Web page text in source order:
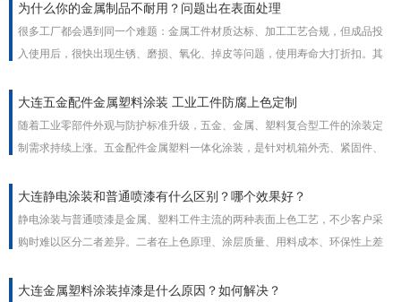
为什么你的金属制品不耐用？问题出在表面处理
很多工厂都会遇到同一个难题：金属工件材质达标、加工工艺合规，但成品投
入使用后，很快出现生锈、磨损、氧化、掉皮等问题，使用寿命大打折扣。其
理工艺不到位。表面处理是金属工件的防护铠甲，工艺疏漏直接决定产品耐用
度与使用寿命。
大连五金配件金属塑料涂装 工业工件防腐上色定制
随着工业零部件外观与防护标准升级，五金、金属、塑料复合型工件的涂装定
制需求持续上涨。五金配件金属塑料一体化涂装，是针对机箱外壳、紧固件、
防腐防锈、耐磨抗老化多重功能，支持颜色、膜厚、质感非标定制，适配室内
外全场景工业使用。
大连静电涂装和普通喷漆有什么区别？哪个效果好？
静电涂装与普通喷漆是金属、塑料工件主流的两种表面上色工艺，不少客户采
购时难以区分二者差异。二者在上色原理、涂层质量、用料成本、环保性上差
工普遍优先静电涂装。
大连金属塑料涂装掉漆是什么原因？如何解决？